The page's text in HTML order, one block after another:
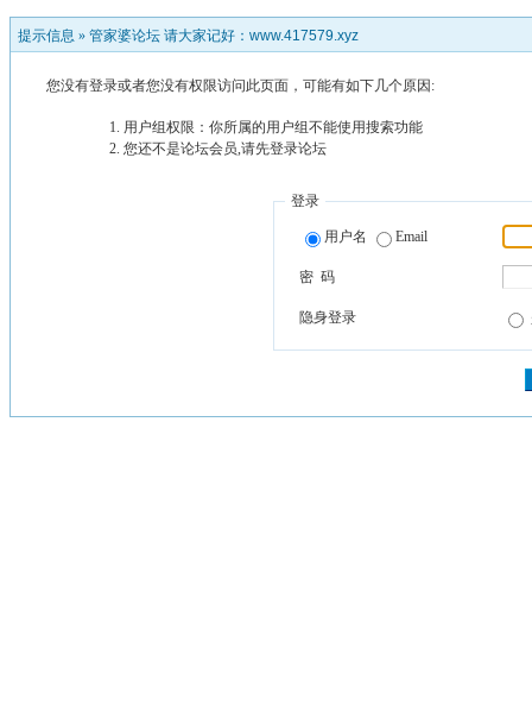
提示信息 » 管家婆论坛 请大家记好：www.417579.xyz
您没有登录或者您没有权限访问此页面，可能有如下几个原因:
用户组权限：你所属的用户组不能使用搜索功能
您还不是论坛会员,请先登录论坛
登录
用户名 Email
密 码
隐身登录